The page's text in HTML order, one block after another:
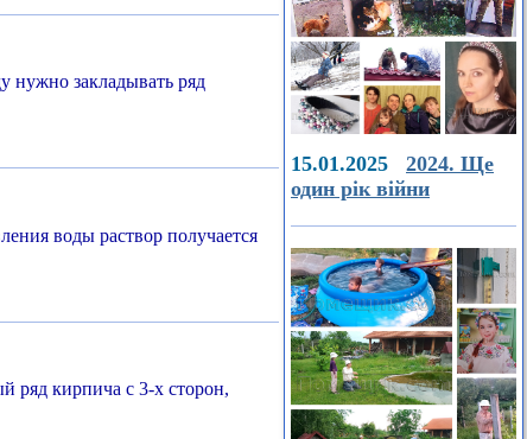
нужно закладывать ряд
воды раствор получается
ряд кирпича с 3-х сторон,
15.01.2025 2024. Ще
один рік війни